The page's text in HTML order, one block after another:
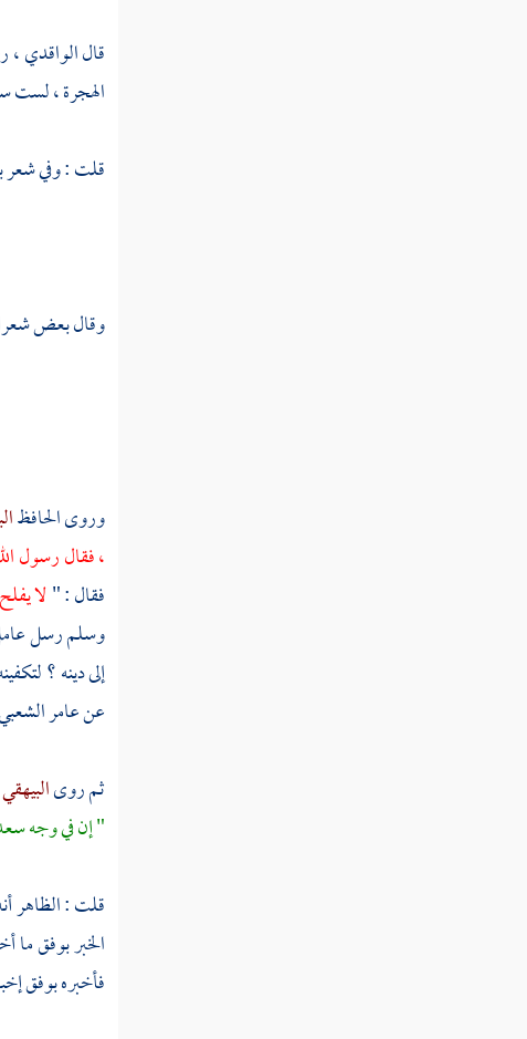
قالالواقدي ،
الهجرة ،
قلت : وفي شعر
وقال بعض
وروى الحافظ
، فقال رسول
فقال : "لا
وسلم رسل
إلى دينه ؟
عنعامر
ثم روىالبيهقي
" إن في وجه
قلت : الظاهر
الخبر بوفق ما
فأخبره بوفق